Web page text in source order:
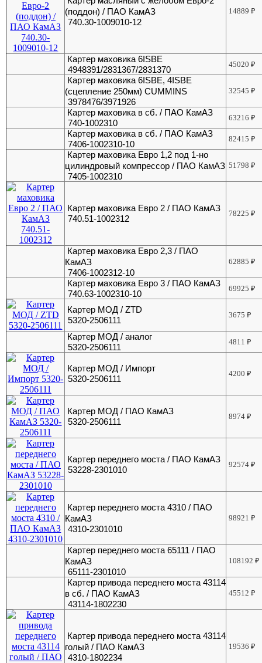
(поддон) / ПАО КамАЗ
740.30-1009010-12
14889₽
Картер маховика 6ISBE
4948391/2831367/2831370
45020₽
Картер маховика 6ISBE, 4ISBE
(сцепление 250мм) CUMMINS
3978476/3971926
32545₽
Картер маховика в сб. / ПАО КамАЗ
740-1002310
63216₽
Картер маховика в сб. / ПАО КамАЗ
7406-1002310-10
82415₽
Картер маховика Евро 1,2 под 1-но
цилиндровый компрессор / ПАО КамАЗ
7405-1002310
51798₽
Картер маховика Евро 2 / ПАО КамАЗ
740.51-1002312
78225₽
Картер маховика Евро 2,3 / ПАО
КамАЗ
7406-1002312-10
62885₽
Картер маховика Евро 3 / ПАО КамАЗ
740.63-1002310-10
69925₽
Картер МОД / ZTD
5320-2506111
3675₽
Картер МОД / аналог
5320-2506111
4811₽
Картер МОД / Импорт
5320-2506111
4200₽
Картер МОД / ПАО КамАЗ
5320-2506111
8974₽
Картер переднего моста / ПАО КамАЗ
53228-2301010
92574₽
Картер переднего моста 4310 / ПАО
КамАЗ
4310-2301010
98921₽
Картер переднего моста 65111 / ПАО
КамАЗ
65111-2301010
108192₽
Картер привода переднего моста 43114
в сб. / ПАО КамАЗ
43114-1802230
45512₽
Картер привода переднего моста 43114
голый / ПАО КамАЗ
4310-1802234
19536₽